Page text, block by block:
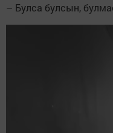
– Булса булсын,